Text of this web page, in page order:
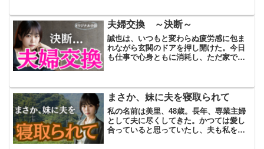
時間が、自分に訪れるとは思いもしなか
った。私は、この新しい...
夫婦交換 ～決断～
誠也は、いつもと変わらぬ疲労感に包ま
れながら玄関のドアを押し開けた。今日
も仕事で心身ともに消耗し、ただ家で休
れた瞬間、何かがいつもとは違うことに
気づいた。何とも言えない異...
まさか、妹に夫を寝取られて
私の名前は美里、48歳。長年、専業主婦
として夫に尽くしてきた。かつては愛し
合っていると思っていたし、夫も私を大